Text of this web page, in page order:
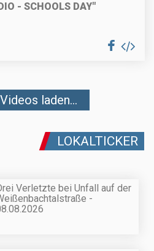
- SCHOOLS DAY"
laden...
LOKALTICKER
Verletzte bei Unfall auf der
-